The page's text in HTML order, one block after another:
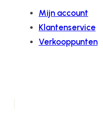
Mijn account
Klantenservice
Verkooppunten